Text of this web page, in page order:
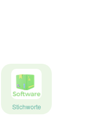
Stichworte